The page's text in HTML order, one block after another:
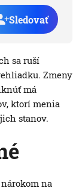
Sledovať
sa ruší
Zmeny
má
ktorí menia
stanov.
na